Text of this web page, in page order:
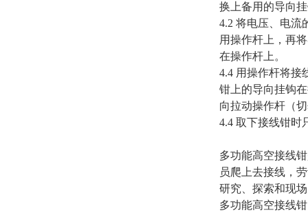
换上备用的导向
4.2 将电压、电流
用操作杆上，再
在操作杆上。
4.4 用操作杆将接
钳上的导向挂钩
向拉动操作杆（
4.4 取下接线钳时
多功能高空接线
员爬上去接线，
研究、探索和现
多功能高空接线